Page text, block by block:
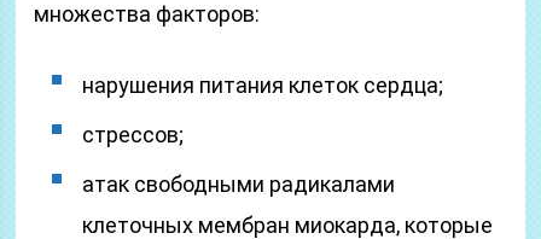
множества факторов:
нарушения питания клеток сердца;
стрессов;
атак свободными радикалами
клеточных мембран миокарда, которые